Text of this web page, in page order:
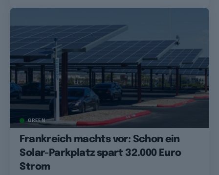
GREEN
Frankreich machts vor: Schon ein
Solar-Parkplatz spart 32.000 Euro
Strom